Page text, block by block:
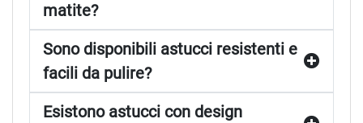
matite?
Sono disponibili astucci resistenti e
facili da pulire?
Esistono astucci con design